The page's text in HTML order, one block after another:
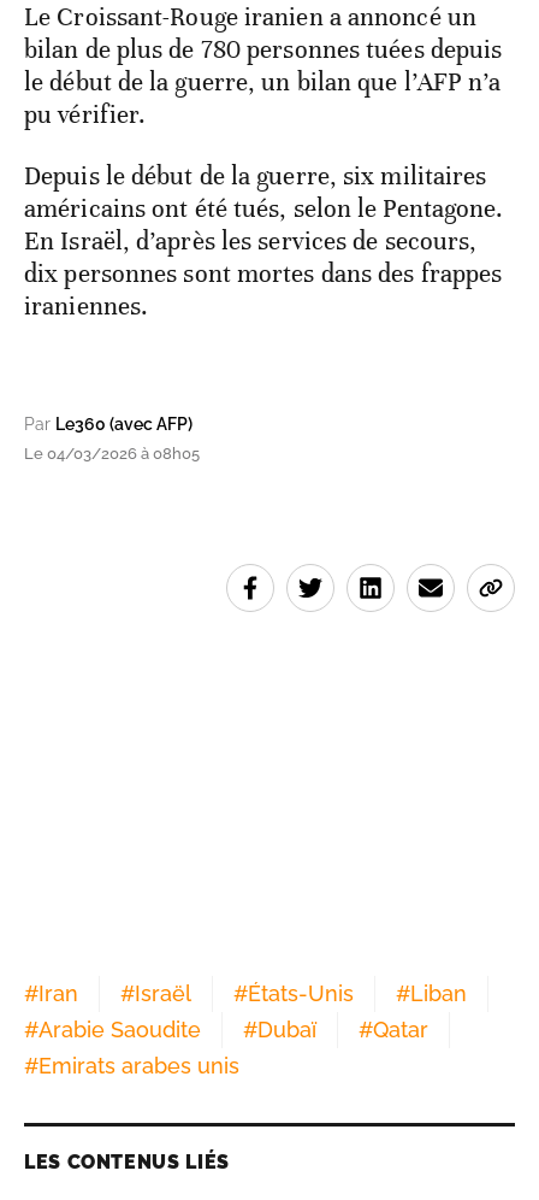
Le Croissant-Rouge iranien a annoncé un
bilan de plus de 780 personnes tuées depuis
le début de la guerre, un bilan que l’AFP n’a
pu vérifier.
Depuis le début de la guerre, six militaires
américains ont été tués, selon le Pentagone.
En Israël, d’après les services de secours,
dix personnes sont mortes dans des frappes
iraniennes.
Par Le360 (avec AFP)
Le 04/03/2026 à 08h05
#Iran #Israël #États-Unis #Liban
#Arabie Saoudite #Dubaï #Qatar
#Emirats arabes unis
LES CONTENUS LIÉS